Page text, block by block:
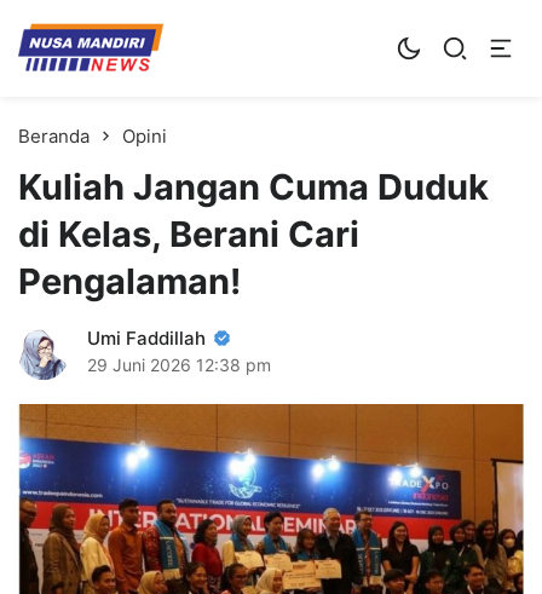
Kampus Digital Bisnis
Universitas Nusa Mandiri
Beranda Opini
Kuliah Jangan Cuma Duduk
di Kelas, Berani Cari
Pengalaman!
Umi Faddillah
29 Juni 2026 12:38 pm